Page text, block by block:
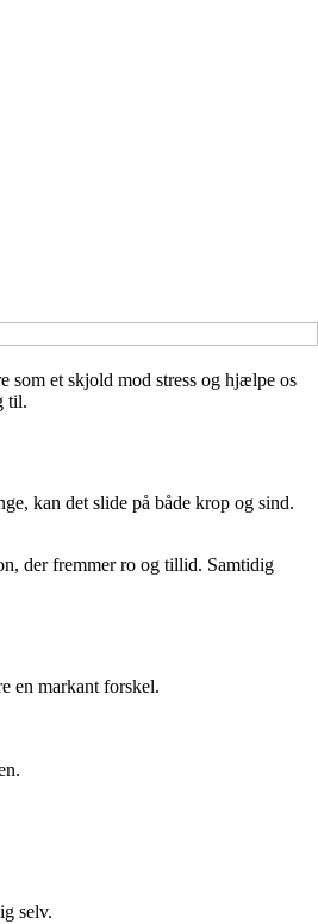
som et skjold mod stress og hjælpe os
til.
kan det slide på både krop og sind.
der fremmer ro og tillid. Samtidig
en markant forskel.
selv.